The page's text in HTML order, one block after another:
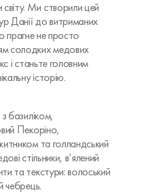
Ми створили цей
Данії до витриманих
прагне не просто
солодких медових
і станьте головним
історію.
базиліком,
Пекоріно,
та голландський
стільники, в’ялений
та текстури: волоський
чебрець.